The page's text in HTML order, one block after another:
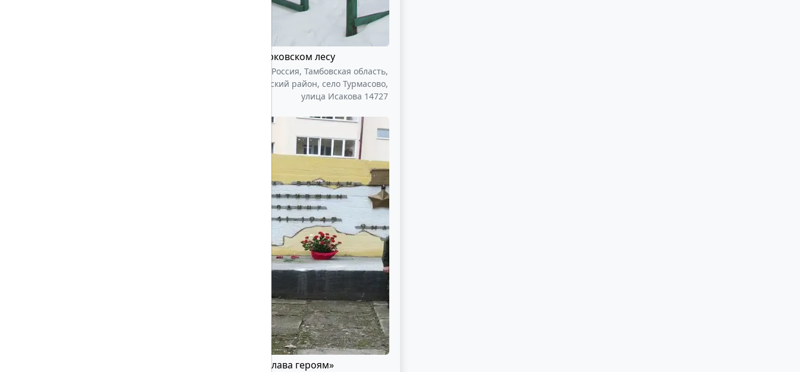
Обелиск в Ярковском лесу
Россия, Тамбовская область,
Мичуринский район, село Турмасово,
улица Исакова 14727
Памятник «Слава героям»